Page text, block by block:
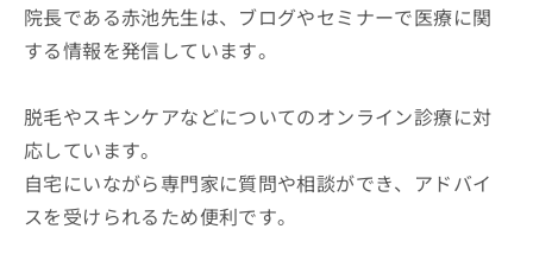
院長である赤池先生は、ブログやセミナーで医療に関
する情報を発信しています。
脱毛やスキンケアなどについてのオンライン診療に対
応しています。
自宅にいながら専門家に質問や相談ができ、アドバイ
スを受けられるため便利です。